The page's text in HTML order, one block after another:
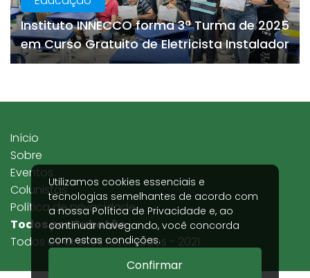
Instituto INNECCO forma 3ª Turma de 2025
em Curso Gratuito de Eletricista Instalador
Utilizamos cookies essenciais e
tecnologias semelhantes de acordo com
a nossaPolítica de Privacidade e, ao
continuar navegando, você concorda
com estas condições.
Confirmar
Todos por Cubatão
Todos os direitos reservados - 2021
Início
Sobre
Eventos
Colunistas
Política de privacidade